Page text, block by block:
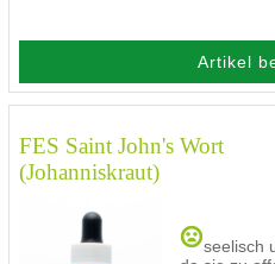
Artikel
FES Saint John's Wort
(Johanniskraut)
seelisch